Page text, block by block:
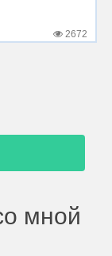
2672
мной